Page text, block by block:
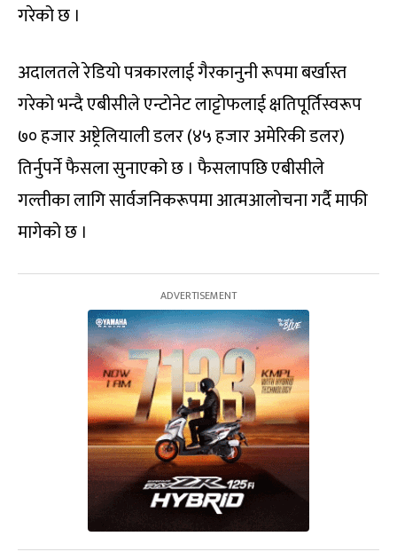
गरेको छ ।
अदालतले रेडियो पत्रकारलाई गैरकानुनी रूपमा बर्खास्त
गरेको भन्दै एबीसीले एन्टोनेट लाट्टोफलाई क्षतिपूर्तिस्वरूप
७० हजार अष्ट्रेलियाली डलर (४५ हजार अमेरिकी डलर)
तिर्नुपर्ने फैसला सुनाएको छ । फैसलापछि एबीसीले
गल्तीका लागि सार्वजनिकरूपमा आत्मआलोचना गर्दै माफी
मागेको छ ।